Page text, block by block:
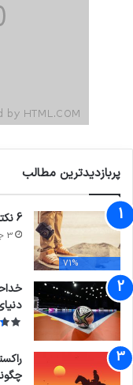
پربازدیدترین مطالب
71%
6 نکته‌ی مهم برای گرفتن عکس‌های جذاب‌تر در سفر
3 جولای 2021